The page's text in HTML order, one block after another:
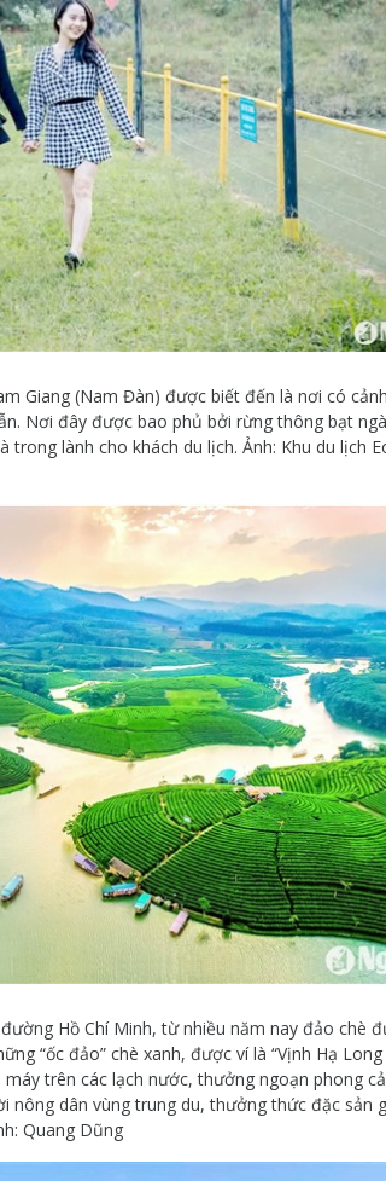
Giang (Nam Đàn) được biết đến là nơi có
Nơi đây được bao phủ bởi rừng thông bạt
lành cho khách du lịch. Ảnh: Khu du lịch
Hồ Chí Minh, từ nhiều năm nay đảo chè
“ốc đảo” chè xanh, được ví là “Vịnh Hạ Long
trên các lạch nước, thưởng ngoạn phong
dân vùng trung du, thưởng thức đặc sản
Quang Dũng